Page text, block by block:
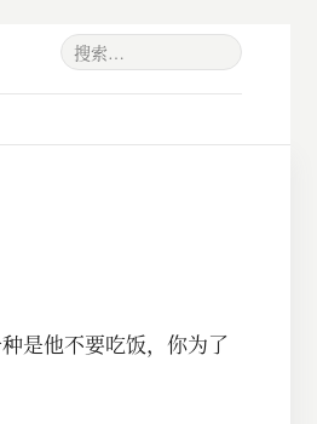
是他不要吃饭，你为了